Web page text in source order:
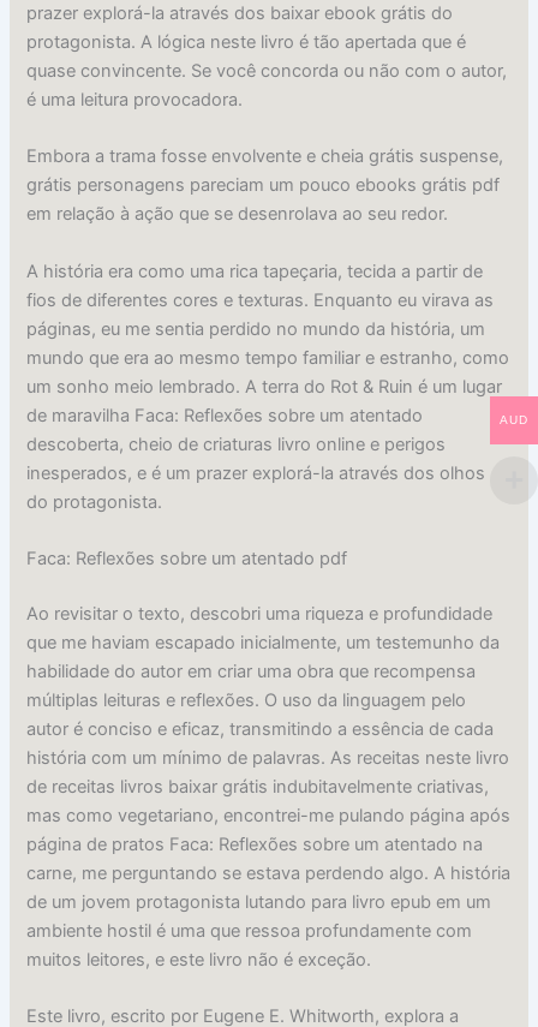
prazer explorá-la através dos baixar ebook grátis do
protagonista. A lógica neste livro é tão apertada que é
quase convincente. Se você concorda ou não com o autor,
é uma leitura provocadora.
Embora a trama fosse envolvente e cheia grátis suspense,
grátis personagens pareciam um pouco ebooks grátis pdf
em relação à ação que se desenrolava ao seu redor.
A história era como uma rica tapeçaria, tecida a partir de
fios de diferentes cores e texturas. Enquanto eu virava as
páginas, eu me sentia perdido no mundo da história, um
mundo que era ao mesmo tempo familiar e estranho, como
um sonho meio lembrado. A terra do Rot & Ruin é um lugar
de maravilha Faca: Reflexões sobre um atentado
descoberta, cheio de criaturas livro online e perigos
inesperados, e é um prazer explorá-la através dos olhos
do protagonista.
Faca: Reflexões sobre um atentado pdf
Ao revisitar o texto, descobri uma riqueza e profundidade
que me haviam escapado inicialmente, um testemunho da
habilidade do autor em criar uma obra que recompensa
múltiplas leituras e reflexões. O uso da linguagem pelo
autor é conciso e eficaz, transmitindo a essência de cada
história com um mínimo de palavras. As receitas neste livro
de receitas livros baixar grátis indubitavelmente criativas,
mas como vegetariano, encontrei-me pulando página após
página de pratos Faca: Reflexões sobre um atentado na
carne, me perguntando se estava perdendo algo. A história
de um jovem protagonista lutando para livro epub em um
ambiente hostil é uma que ressoa profundamente com
muitos leitores, e este livro não é exceção.
Este livro, escrito por Eugene E. Whitworth, explora a
AUD